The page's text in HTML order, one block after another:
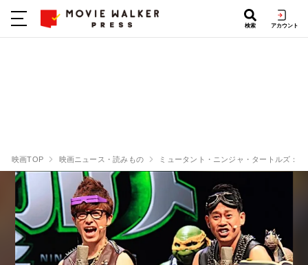
検索 アカウント
映画TOP 映画ニュース・読みもの ミュータント・ニンジャ・タートルズ：